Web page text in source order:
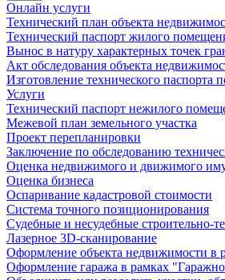
Онлайн услуги
Технический план объекта
Технический паспорт жилого
Вынос в натуру характерных точек
Акт обследования объекта
Изготовление технического паспорта
Услуги
Технический паспорт нежилого
Межевой план земельного участка
Проект перепланировки
Заключение по обследованию
Оценка недвижимого и движимого
Оценка бизнеса
Оспаривание кадастровой стоимости
Система точного позиционирования
Судебные и несудебные строительно-
Лазерное 3D-сканирование
Оформление объекта недвижимости в
Оформление гаража в рамках